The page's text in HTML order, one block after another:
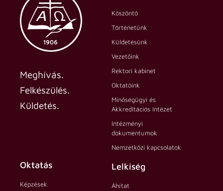
Meghívás.
Felkészülés.
Küldetés.
Köszöntő
Történetünk
Küldetésünk
Vezetőink
Rektori kabinet
Oktatóink
Minőségügyi és
Akkreditációs Intézet
Intézményi
dokumentumok
Nemzetközi kapcsolatok
Oktatás
Képzések
Lelkiség
Áhítat